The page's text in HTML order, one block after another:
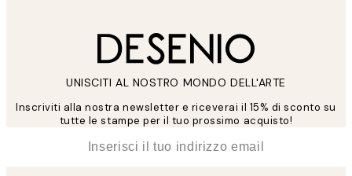
UNISCITI AL NOSTRO MONDO DELL'ARTE
Inscriviti alla nostra newsletter e riceverai il 15% di sconto su
tutte le stampe per il tuo prossimo acquisto!